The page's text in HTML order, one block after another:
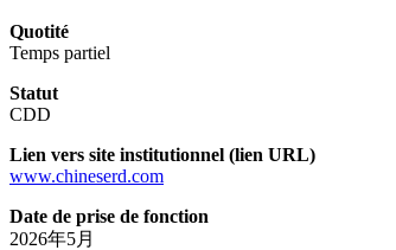
Quotité
Temps partiel
Statut
CDD
Lien vers site institutionnel (lien URL)
www.chineserd.com
Date de prise de fonction
2026年5月